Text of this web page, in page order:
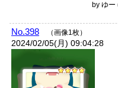
byゆー
No.398 （画像1枚）
2024/02/05(月) 09:04:28